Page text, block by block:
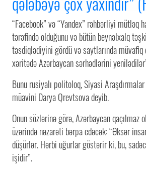
“Facebook” və “Yandex” rəhbərliyi mütləq
tərəfində olduğunu və bütün beynəlxalq
təsdiqlədiyini gördü və saytlarında
xəritədə Azərbaycan sərhədlərini
Bunu rusiyalı politoloq, Siyasi
müavini Darya Qrevtsova deyib.
Onun sözlərinə görə, Azərbaycan qaçılmaz
üzərində nəzarəti bərpa edəcək: “Əksər
düşürlər. Hərbi uğurlar göstərir ki, bu,
işidir”.